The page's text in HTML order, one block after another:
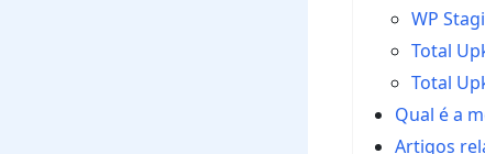
WP
Total
Total
Qual é a
Artigos